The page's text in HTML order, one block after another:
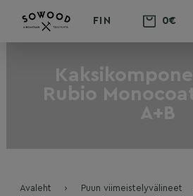
FIN 0€
Rubio
A+B
Avaleht › Puun viimeistelyvälineet